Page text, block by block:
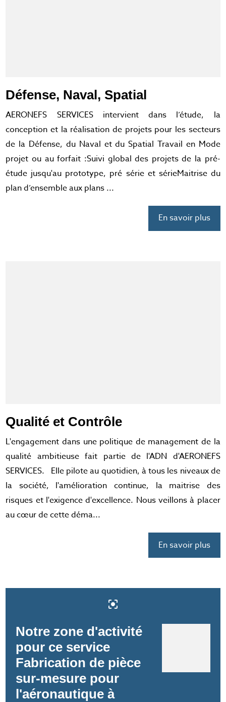
Défense, Naval, Spatial
AERONEFS SERVICES intervient dans l’étude, la
conception et la réalisation de projets pour les secteurs
de la Défense, du Naval et du Spatial Travail en Mode
projet ou au forfait :Suivi global des projets de la pré-
étude jusqu'au prototype, pré série et sérieMaitrise du
plan d’ensemble aux plans ...
En savoir plus
Qualité et Contrôle
L'engagement dans une politique de management de la
qualité ambitieuse fait partie de l'ADN d'AERONEFS
SERVICES. Elle pilote au quotidien, à tous les niveaux de
la société, l'amélioration continue, la maitrise des
risques et l'exigence d'excellence. Nous veillons à placer
au cœur de cette déma...
En savoir plus
center_focus_strong
Notre zone d'activité
pour ce service
Fabrication de pièce
sur-mesure pour
l'aéronautique à